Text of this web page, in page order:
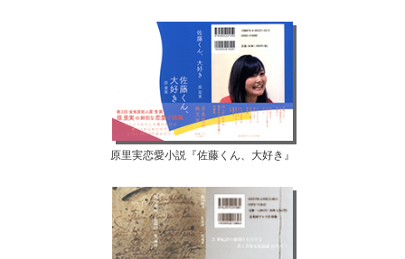
原里実恋愛小説『佐藤くん、大好き』